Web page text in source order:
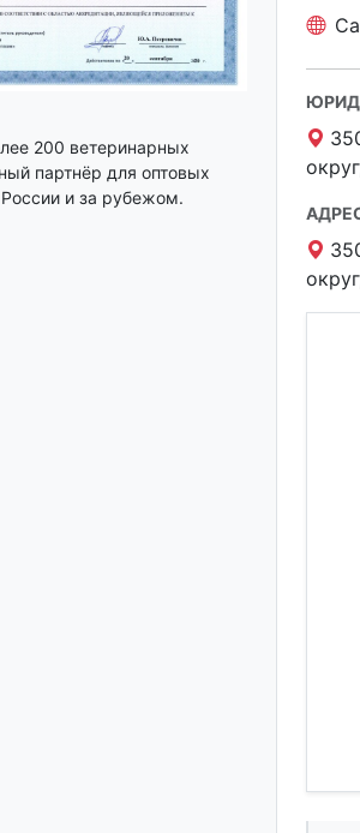
200 ветеринарных
партнёр для оптовых
России и за рубежом.